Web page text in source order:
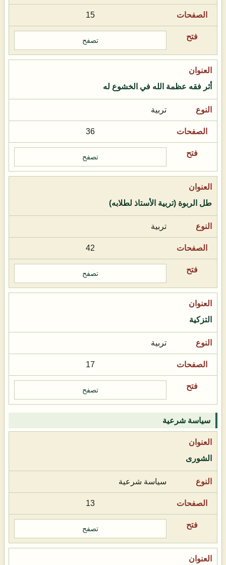
15
تصفح
أثر فقه عظمة الله في الخشوع له
تربية
36
تصفح
طل الربوة (تربية الأستاذ لطلابه)
تربية
42
تصفح
التزكية
تربية
17
تصفح
سياسة شرعية
الشورى
سياسة شرعية
13
تصفح